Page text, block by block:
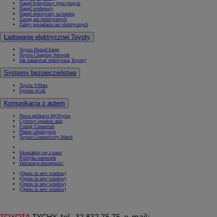
Napęd hybrydowy typu plug-in
Napęd wodorowy
Napęd elektryczny na baterię
Zasięg aut elektrycznych
Zalety posiadania aut elektrycznych
Ładowanie elektrycznej Toyoty
Toyota HomeCharge
Toyota Charging Network
Jak naładować elektryczną Toyotę?
Systemy bezpieczeństwa
Toyota T-Mate
System eCall
Komunikacja z autem
Nowa aplikacja MyToyota
Cyfrowy opiekun auta
Usługi Connected
Płatne subskrypcje
Toyota Connectivity Match
Skontaktuj się z nami
Polityka ciasteczek
Deklaracja dostępności
(Opens in new window)
(Opens in new window)
(Opens in new window)
(Opens in new window)